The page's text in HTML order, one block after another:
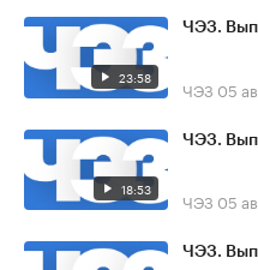
23:58
ЧЭЗ.
ЧЭЗ 05
18:53
ЧЭЗ.
ЧЭЗ 05
ЧЭЗ.